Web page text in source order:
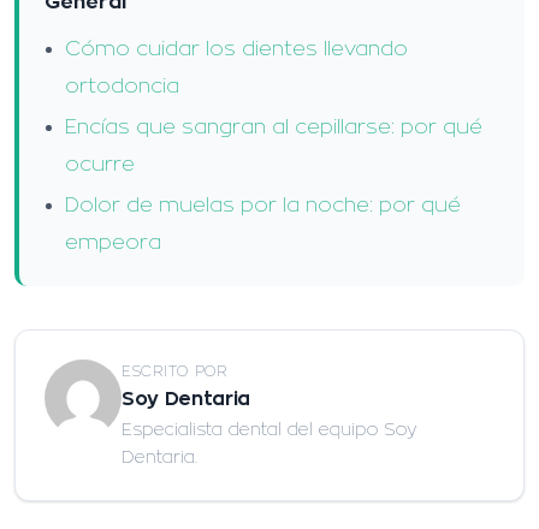
Cómo cuidar los dientes llevando
ortodoncia
Encías que sangran al cepillarse: por qué
ocurre
Dolor de muelas por la noche: por qué
empeora
ESCRITO POR
Soy Dentaria
Especialista dental del equipo Soy
Dentaria.